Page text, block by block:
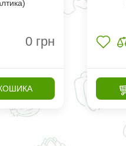
0 грн